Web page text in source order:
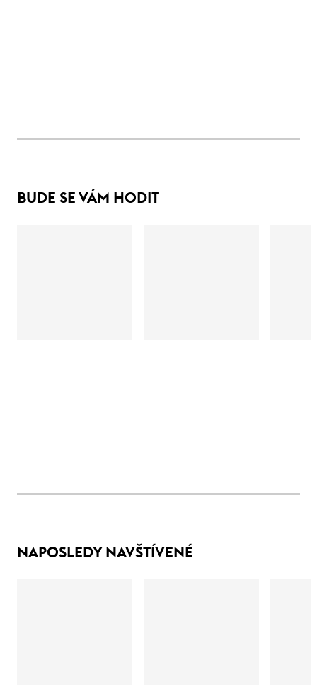
BUDE SE VÁM HODIT
NAPOSLEDY NAVŠTÍVENÉ